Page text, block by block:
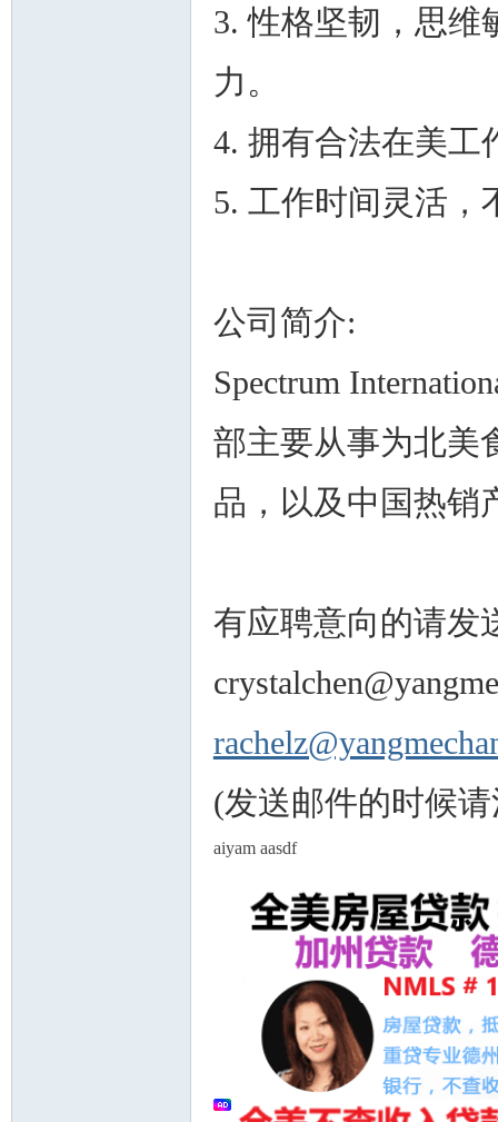
3. 性格坚韧，思维
力。
4. 拥有合法在美工
5. 工作时间灵活，
公司简介:
Spectrum
部主要从事为北美
品，以及中国热销
有应聘意向的请发
(发送邮件的时候
aiyam aasdf